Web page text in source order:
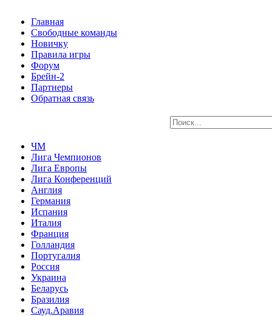
Главная
Свободные команды
Новичку
Правила игры
Форум
Брейн-2
Партнеры
Обратная связь
ЧМ
Лига Чемпионов
Лига Европы
Лига Конференций
Англия
Германия
Испания
Италия
Франция
Голландия
Португалия
Россия
Украина
Беларусь
Бразилия
Сауд.Аравия